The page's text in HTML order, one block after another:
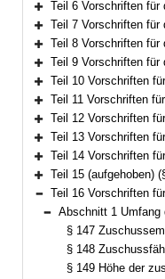
Bereich erweitern
Teil 6 Vorschriften für den Bereich des Achten Buches
Bereich erweitern
Teil 7 Vorschriften für den Bereich des Neunten
Bereich erweitern
Teil 8 Vorschriften für den Bereich des
Bereich erweitern
Teil 9 Vorschriften für den Bereich
Bereich erweitern
Teil 10 Vorschriften für
Bereich erweitern
Teil 11 Vorschriften für
Bereich erweitern
Teil 12 Vorschriften für den Bereich
Bereich erweitern
Teil 13 Vorschriften für den
Bereich erweitern
Teil 14 Vorschriften für
Bereich erweitern
Teil 15 (aufgehoben)
Bereich reduzieren
Teil 16 Vorschriften für den Bereich der finanziellen
Bereich reduzieren
Abschnitt 1 Umfang
§ 147
§ 148
§ 149 Höhe der